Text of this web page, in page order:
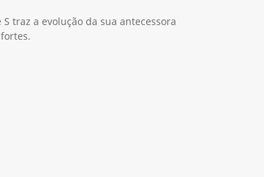
traz a evolução da sua antecessora